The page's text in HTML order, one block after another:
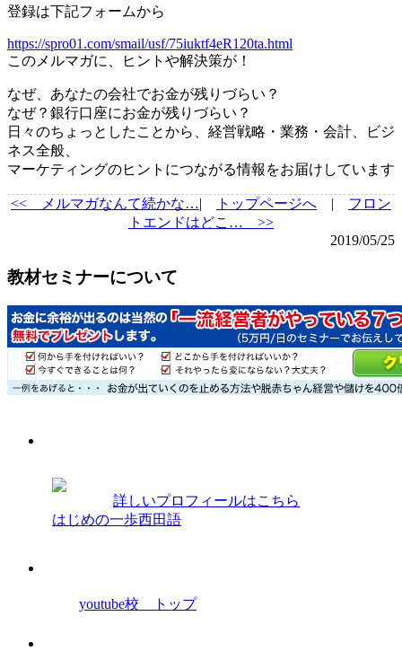
登録は下記フォームから
https://spro01.com/smail/usf/75iuktf4eR120ta.html
このメルマガに、ヒントや解決策が！
なぜ、あなたの会社でお金が残りづらい？
なぜ？銀行口座にお金が残りづらい？
日々のちょっとしたことから、経営戦略・業務・会計、ビジ
ネス全般、
マーケティングのヒントにつながる情報をお届けしています
<< メルマガなんて続かな…| トップページへ | フロン
トエンドはどこ… >>
2019/05/25
教材セミナーについて
詳しいプロフィールはこちら
はじめの一歩西田語
youtube校 トップ